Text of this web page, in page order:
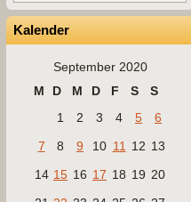
Kalender
September 2020
M
D M D F S
S
1
2 3 4 5
6
7
8 9 10 11 12 13
14 15 16 17 18 19 20